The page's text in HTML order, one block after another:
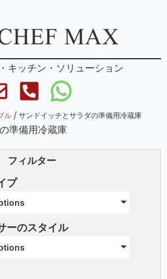
キッチン・ソリューション
準備用冷蔵庫
ル / サンドイッチとサラダの準備用冷蔵庫
フィルター
プ
ーのスタイル